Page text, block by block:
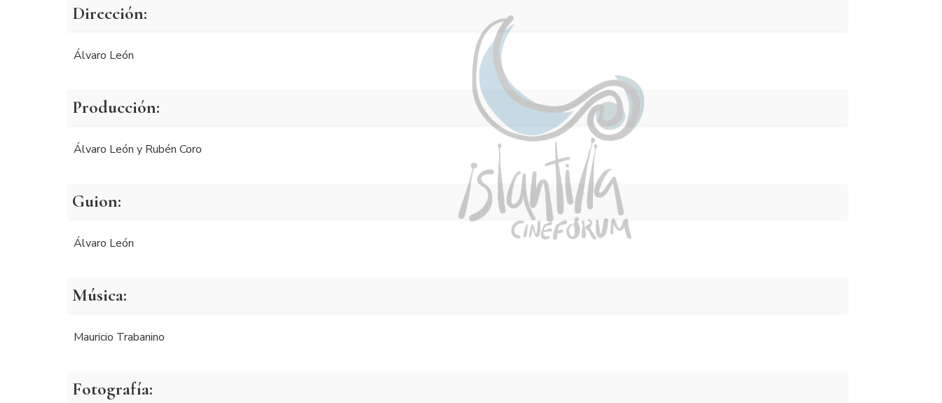
Dirección:
Álvaro León
Producción:
Álvaro León y Rubén Coro
Guion:
Álvaro León
Música:
Mauricio Trabanino
Fotografía: